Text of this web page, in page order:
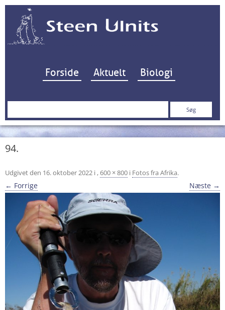
Hop til indhold
Forside Aktuelt Biologi
Søg
94.
Udgivet den 16. oktober 2022 i ,600 × 800 i Fotos fra Afrika.
← Forrige Næste →